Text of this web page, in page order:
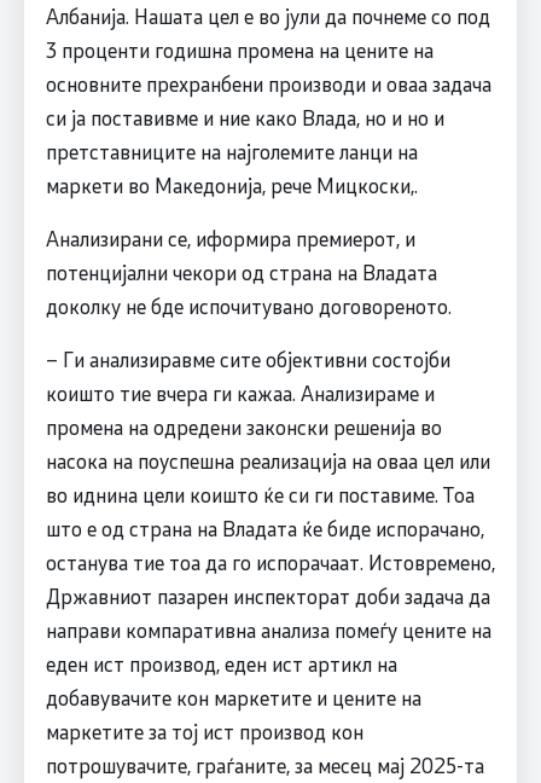
Албанија. Нашата цел е во јули да почнеме со под
3 проценти годишна промена на цените на
основните прехранбени производи и оваа задача
си ја поставивме и ние како Влада, но и но и
претставниците на најголемите ланци на
маркети во Македонија, рече Мицкоски,.
Анализирани се, иформира премиерот, и
потенцијални чекори од страна на Владата
доколку не бде испочитувано договореното.
– Ги анализиравме сите објективни состојби
коишто тие вчера ги кажаа. Анализираме и
промена на одредени законски решенија во
насока на поуспешна реализација на оваа цел или
во иднина цели коишто ќе си ги поставиме. Тоа
што е од страна на Владата ќе биде испорачано,
останува тие тоа да го испорачаат. Истовремено,
Државниот пазарен инспекторат доби задача да
направи компаративна анализа помеѓу цените на
еден ист производ, еден ист артикл на
добавувачите кон маркетите и цените на
маркетите за тој ист производ кон
потрошувачите, граѓаните, за месец мај 2025-та